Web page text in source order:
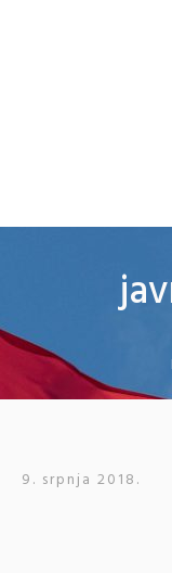
9. srpnja 2018.